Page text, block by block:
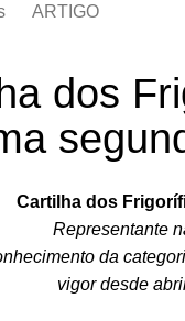
ARTIGO
dos
Cartilha dos
Representante
da
vigor desde